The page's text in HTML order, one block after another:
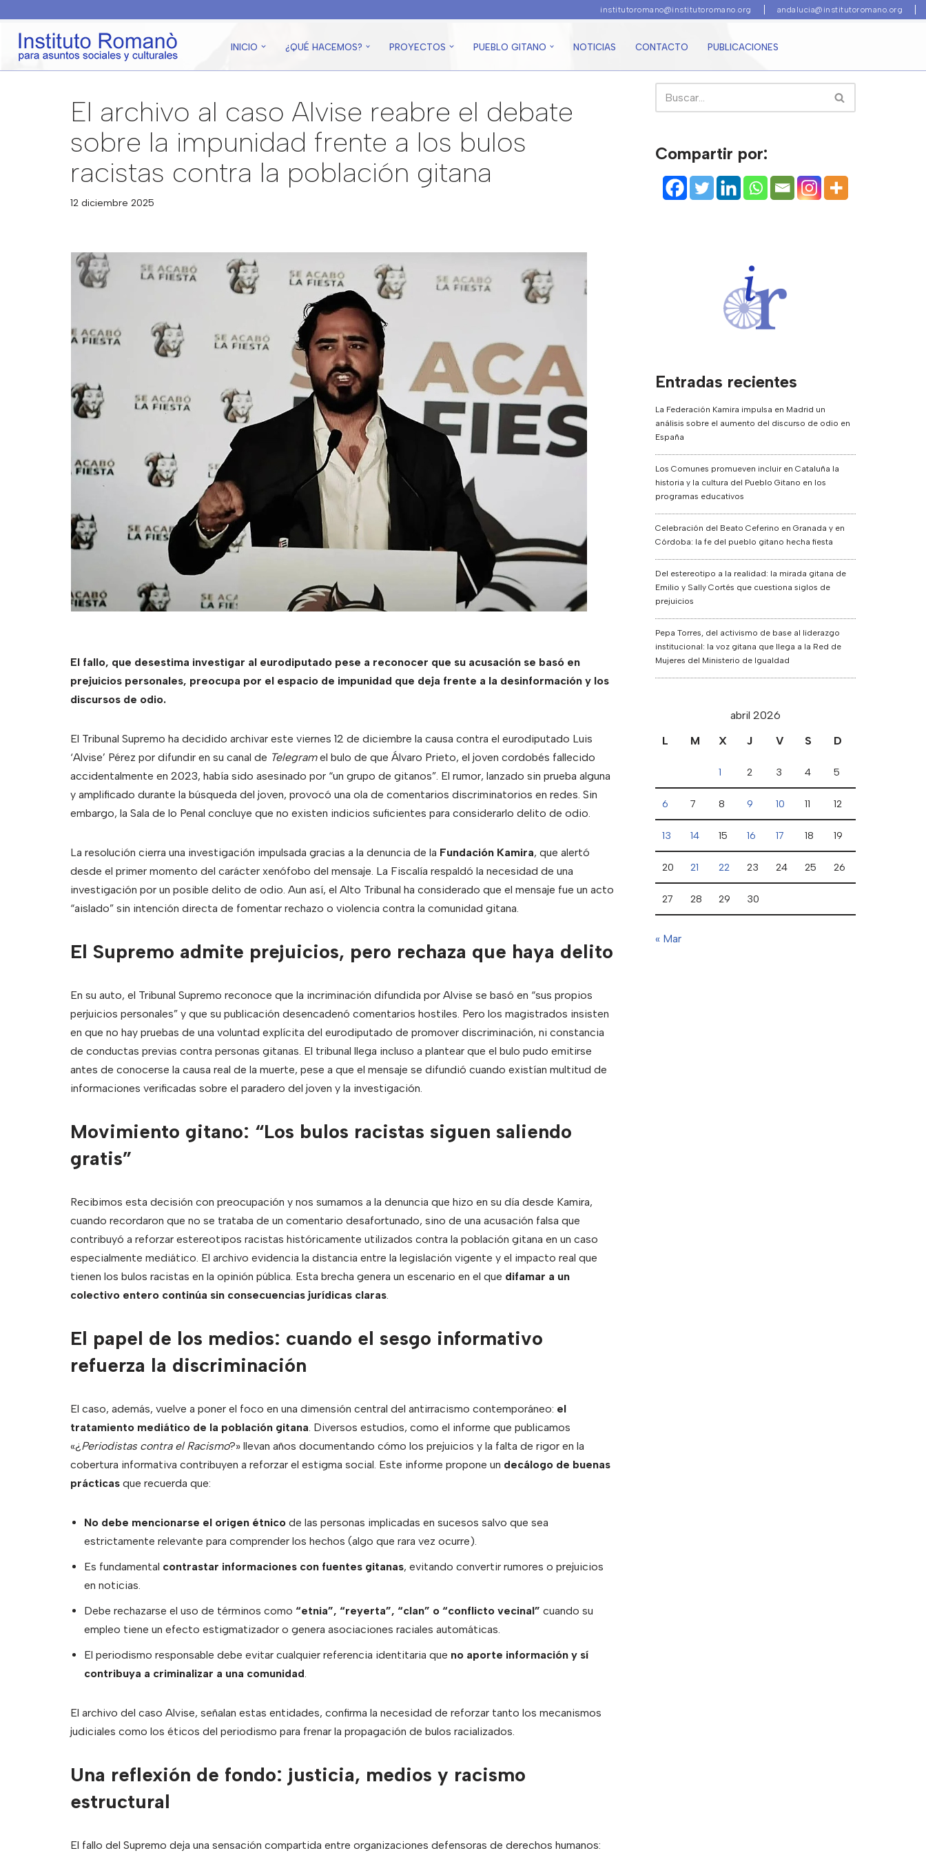
Saltar
contenido
institutoromano@institutoromano.org andalucia@institutoromano.org
INICIO ¿QUÉ HACEMOS? PROYECTOS PUEBLO GITANO NOTICIAS CONTACTO PUBLICACIONES
El archivo al caso Alvise reabre el debate
sobre la impunidad frente a los bulos
racistas contra la población gitana
12 diciembre 2025
El fallo, que desestima investigar al eurodiputado pese a reconocer que su acusación se basó en
prejuicios personales, preocupa por el espacio de impunidad que deja frente a la desinformación y los
discursos de odio.
El Tribunal Supremo ha decidido archivar este viernes 12 de diciembre la causa contra el eurodiputado Luis
‘Alvise’ Pérez por difundir en su canal de Telegramel bulo de que Álvaro Prieto, el joven cordobés fallecido
accidentalmente en 2023, había sido asesinado por “un grupo de gitanos”. El rumor, lanzado sin prueba alguna
y amplificado durante la búsqueda del joven, provocó una ola de comentarios discriminatorios en redes. Sin
embargo, la Sala de lo Penal concluye que no existen indicios suficientes para considerarlo delito de odio.
La resolución cierra una investigación impulsada gracias a la denuncia de la Fundación Kamira, que alertó
desde el primer momento del carácter xenófobo del mensaje. La Fiscalía respaldó la necesidad de una
investigación por un posible delito de odio. Aun así, el Alto Tribunal ha considerado que el mensaje fue un acto
“aislado” sin intención directa de fomentar rechazo o violencia contra la comunidad gitana.
El Supremo admite prejuicios, pero rechaza que haya delito
En su auto, el Tribunal Supremo reconoce que la incriminación difundida por Alvise se basó en “sus propios
perjuicios personales” y que su publicación desencadenó comentarios hostiles. Pero los magistrados insisten
en que no hay pruebas de una voluntad explícita del eurodiputado de promover discriminación, ni constancia
de conductas previas contra personas gitanas. El tribunal llega incluso a plantear que el bulo pudo emitirse
antes de conocerse la causa real de la muerte, pese a que el mensaje se difundió cuando existían multitud de
informaciones verificadas sobre el paradero del joven y la investigación.
Movimiento gitano: “Los bulos racistas siguen saliendo
gratis”
Recibimos esta decisión con preocupación y nos sumamos a la denuncia que hizo en su día desde Kamira,
cuando recordaron que no se trataba de un comentario desafortunado, sino de una acusación falsa que
contribuyó a reforzar estereotipos racistas históricamente utilizados contra la población gitana en un caso
especialmente mediático. El archivo evidencia la distancia entre la legislación vigente y el impacto real que
tienen los bulos racistas en la opinión pública. Esta brecha genera un escenario en el que difamar a un
colectivo entero continúa sin consecuencias jurídicas claras.
El papel de los medios: cuando el sesgo informativo
refuerza la discriminación
El caso, además, vuelve a poner el foco en una dimensión central del antirracismo contemporáneo: el
tratamiento mediático de la población gitana. Diversos estudios, como el informe que publicamos
«¿Periodistas contra el Racismo?» llevan años documentando cómo los prejuicios y la falta de rigor en la
cobertura informativa contribuyen a reforzar el estigma social. Este informe propone un decálogo de buenas
prácticas que recuerda que:
No debe mencionarse el origen étnico de las personas implicadas en sucesos salvo que sea
estrictamente relevante para comprender los hechos (algo que rara vez ocurre).
Es fundamental contrastar informaciones con fuentes gitanas, evitando convertir rumores o prejuicios
en noticias.
Debe rechazarse el uso de términos como “etnia”, “reyerta”, “clan” o “conflicto vecinal” cuando su
empleo tiene un efecto estigmatizador o genera asociaciones raciales automáticas.
El periodismo responsable debe evitar cualquier referencia identitaria que no aporte información y sí
contribuya a criminalizar a una comunidad.
El archivo del caso Alvise, señalan estas entidades, confirma la necesidad de reforzar tanto los mecanismos
judiciales como los éticos del periodismo para frenar la propagación de bulos racializados.
Una reflexión de fondo: justicia, medios y racismo
estructural
El fallo del Supremo deja una sensación compartida entre organizaciones defensoras de derechos humanos:
Compartir por:
Entradas recientes
La Federación Kamira impulsa en Madrid un
análisis sobre el aumento del discurso de odio en
España
Los Comunes promueven incluir en Cataluña la
historia y la cultura del Pueblo Gitano en los
programas educativos
Celebración del Beato Ceferino en Granada y en
Córdoba: la fe del pueblo gitano hecha fiesta
Del estereotipo a la realidad: la mirada gitana de
Emilio y Sally Cortés que cuestiona siglos de
prejuicios
Pepa Torres, del activismo de base al liderazgo
institucional: la voz gitana que llega a la Red de
Mujeres del Ministerio de Igualdad
abril 2026
L
M X J V S D
1 2 3 4 5
6 7 8 9 10 11 12
13 14 15 16 17 18 19
20 21 22 23 24 25 26
27 28 29 30
« Mar